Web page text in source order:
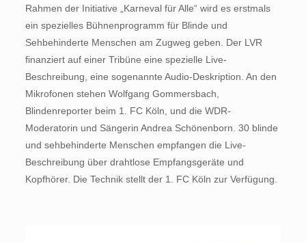
Rahmen der Initiative „Karneval für Alle“ wird es erstmals
ein spezielles Bühnenprogramm für Blinde und
Sehbehinderte Menschen am Zugweg geben. Der LVR
finanziert auf einer Tribüne eine spezielle Live-
Beschreibung, eine sogenannte Audio-Deskription. An den
Mikrofonen stehen Wolfgang Gommersbach,
Blindenreporter beim 1. FC Köln, und die WDR-
Moderatorin und Sängerin Andrea Schönenborn. 30 blinde
und sehbehinderte Menschen empfangen die Live-
Beschreibung über drahtlose Empfangsgeräte und
Kopfhörer. Die Technik stellt der 1. FC Köln zur Verfügung.